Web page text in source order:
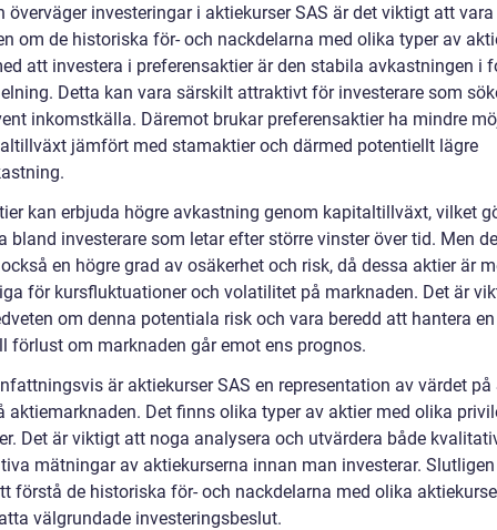
överväger investeringar i aktiekurser SAS är det viktigt att vara
om de historiska för- och nackdelarna med olika typer av
att investera i preferensaktier är den stabila avkastningen i
Detta kan vara särskilt attraktivt för investerare som
inkomstkälla. Däremot brukar preferensaktier ha mindre
jämfört med stamaktier och därmed potentiellt lägre
kan erbjuda högre avkastning genom kapitaltillväxt, vilket
bland investerare som letar efter större vinster över tid. Men
en högre grad av osäkerhet och risk, då dessa aktier är
för kursfluktuationer och volatilitet på marknaden. Det är
om denna potentiala risk och vara beredd att hantera en
förlust om marknaden går emot ens prognos.
är aktiekurser SAS en representation av värdet på
aktiemarknaden. Det finns olika typer av aktier med olika
Det är viktigt att noga analysera och utvärdera både
mätningar av aktiekurserna innan man investerar.
förstå de historiska för- och nackdelarna med olika
välgrundade investeringsbeslut.